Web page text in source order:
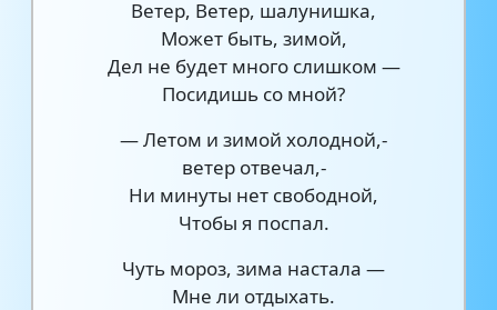
Ветер, Ветер, шалунишка,
Может быть, зимой,
Дел не будет много слишком —
Посидишь со мной?
— Летом и зимой холодной,-
ветер отвечал,-
Ни минуты нет свободной,
Чтобы я поспал.
Чуть мороз, зима настала —
Мне ли отдыхать.